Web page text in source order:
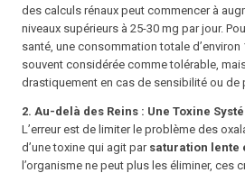
des calculs rénaux peut commencer à
niveaux supérieurs à 25-30 mg par jour.
santé, une consommation totale d’environ
souvent considérée comme tolérable,
drastiquement en cas de sensibilité ou de
2. Au-delà des Reins : Une Toxine
L’erreur est de limiter le problème des
d’une toxine qui agit par saturation lente
l’organisme ne peut plus les éliminer, ces